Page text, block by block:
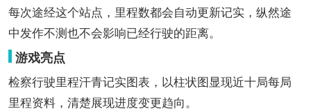
每次途经这个站点，里程数都会自动更新记实，纵然途
中发作不测也不会影响已经行驶的距离。
游戏亮点
检察行驶里程汗青记实图表，以柱状图显现近十局每局
里程资料，清楚展现进度变更趋向。